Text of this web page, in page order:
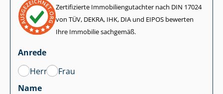
Zertifizierte Im­mo­bi­li­en­gut­ach­ter nach DIN 17024
von TÜV, DEKRA, IHK, DIA und EIPOS bewerten
Ihre Immobilie sachgemäß.
Anrede
Herr
Frau
Name